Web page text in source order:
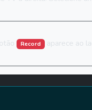
Record aparece ao